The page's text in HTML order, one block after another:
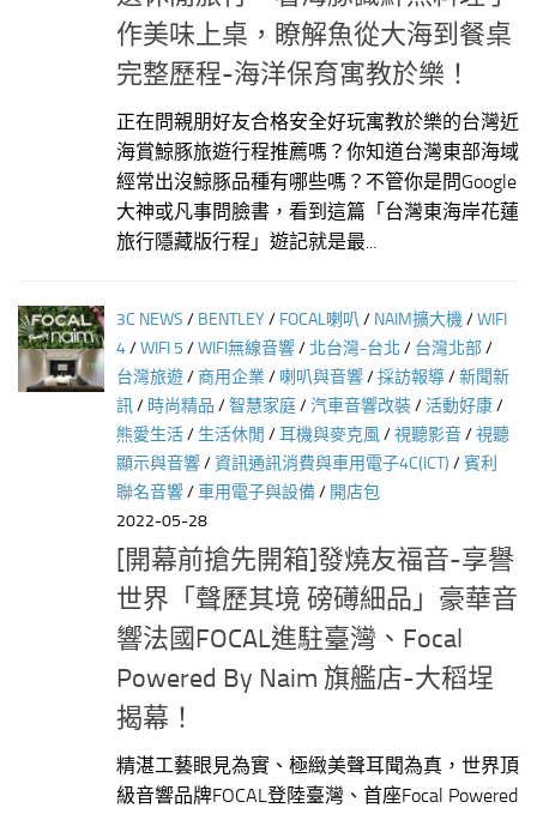
作美味上桌，瞭解魚從大海到餐桌
完整歷程-海洋保育寓教於樂！
正在問親朋好友合格安全好玩寓教於樂的台灣近
海賞鯨豚旅遊行程推薦嗎？你知道台灣東部海域
經常出沒鯨豚品種有哪些嗎？不管你是問Google
大神或凡事問臉書，看到這篇「台灣東海岸花蓮
旅行隱藏版行程」遊記就是最...
3C NEWS / BENTLEY/ FOCAL喇叭 / NAIM擴大機/WIFI
4/WIFI 5 /WIFI無線音響/ 北台灣-台北 / 台灣北部 /
台灣旅遊/商用企業/ 喇叭與音響/採訪報導/新聞新
訊/ 時尚精品 /智慧家庭/汽車音響改裝/活動好康/
熊愛生活/ 生活休閒 /耳機與麥克風/視聽影音/視聽
顯示與音響/資訊通訊消費與車用電子4C(ICT) /賓利
聯名音響/車用電子與設備/ 開店包
2022-05-28
[開幕前搶先開箱]發燒友福音-享譽
世界「聲歷其境 磅礡細品」豪華音
響法國FOCAL進駐臺灣、Focal
Powered By Naim 旗艦店-大稻埕
揭幕！
精湛工藝眼見為實、極緻美聲耳聞為真，世界頂
級音響品牌FOCAL登陸臺灣、首座Focal Powered